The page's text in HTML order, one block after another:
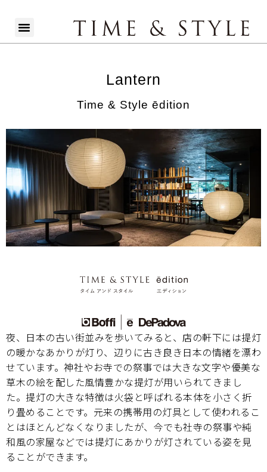
Lantern
Time & Style ēdition
夜、日本の古い街並みを歩いてみると、店の軒下には提灯
の暖かなあかりが灯り、辺りに古き良き日本の情緒を漂わ
せています。神社やお寺での祭事では大きな文字や優美な
草木の絵を配した風情豊かな提灯が用いられてきまし
た。提灯の大きな特徴は火袋と呼ばれる本体を小さく折
り畳めることです。元来の携帯用の灯具として使われるこ
とはほとんどなくなりましたが、今でも社寺の祭事や純
和風の家屋などでは提灯にあかりが灯されている姿を見
ることができます。